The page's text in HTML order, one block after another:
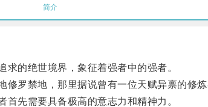
简介
的绝世境界，象征着强者中的强者。
罗禁地，那里据说曾有一位天赋异禀的修炼
先需要具备极高的意志力和精神力。